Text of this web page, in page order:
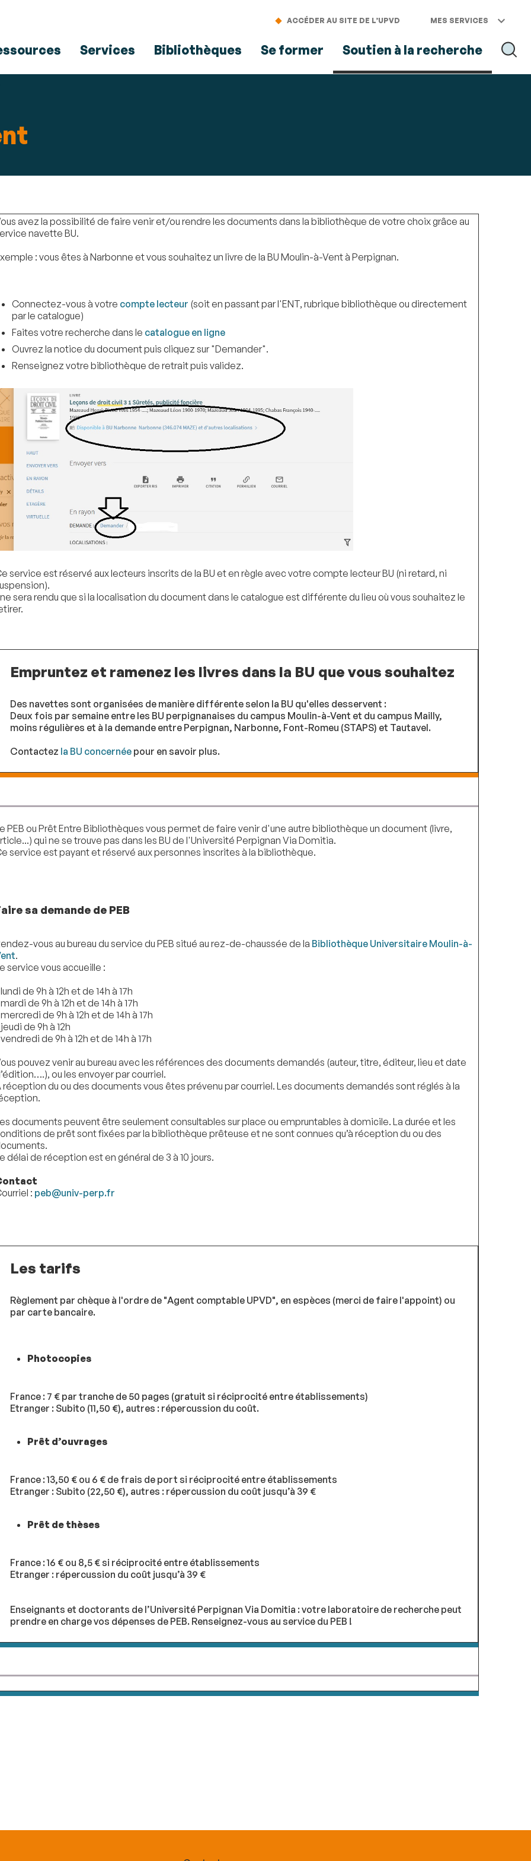
ACCÉDER AU SITE DE L’UPVD MES SERVICES
Services Bibliothèques Se former Soutien à la recherche
avez la possibilité de faire venir et/ou rendre les documents dans la bibliothèque de votre choix grâce au
navette BU.
: vous êtes à Narbonne et vous souhaitez un livre de la BU Moulin-à-Vent à Perpignan.
Connectez-vous à votre compte lecteur (soit en passant par l'ENT, rubrique bibliothèque ou directement
par le catalogue)
Faites votre recherche dans le catalogue en ligne
Ouvrez la notice du document puis cliquez sur "Demander".
Renseignez votre bibliothèque de retrait puis validez.
service est réservé aux lecteurs inscrits de la BU et en règle avec votre compte lecteur BU (ni retard, ni
ne sera rendu que si la localisation du document dans le catalogue est différente du lieu où vous souhaitez le
Empruntez et ramenez les livres dans la BU que vous souhaitez
Des navettes sont organisées de manière différente selon la BU qu'elles desservent :
Deux fois par semaine entre les BU perpignanaises du campus Moulin-à-Vent et du campus Mailly,
moins régulières et à la demande entre Perpignan, Narbonne, Font-Romeu (STAPS) et Tautavel.
Contactez la BU concernéepour en savoir plus.
PEB ou Prêt Entre Bibliothèques vous permet de faire venir d'une autre bibliothèque un document (livre,
qui ne se trouve pas dans les BU de l'Université Perpignan Via Domitia.
service est payant et réservé aux personnes inscrites à la bibliothèque.
sa demande de PEB
vous au bureau du service du PEB situé au rez-de-chaussée de la Bibliothèque Universitaire Moulin-à-
.
service vous accueille :
de 9h à 12h et de 14h à 17h
de 9h à 12h et de 14h à 17h
de 9h à 12h et de 14h à 17h
de 9h à 12h
de 9h à 12h et de 14h à 17h
pouvez venir au bureau avec les références des documents demandés (auteur, titre, éditeur, lieu et date
ou les envoyer par courriel.
réception du ou des documents vous êtes prévenu par courriel. Les documents demandés sont réglés à la
documents peuvent être seulement consultables sur place ou empruntables à domicile. La durée et les
de prêt sont fixées par la bibliothèque prêteuse et ne sont connues qu’à réception du ou des
délai de réception est en général de 3 à 10 jours.
: peb@univ-perp.fr
Les tarifs
Règlement par chèque à l'ordre de "Agent comptable UPVD", en espèces (merci de faire l'appoint) ou
par carte bancaire.
Photocopies
France : 7 € par tranche de 50 pages (gratuit si réciprocité entre établissements)
Etranger : Subito (11,50 €), autres : répercussion du coût.
Prêt d’ouvrages
France : 13,50 € ou 6 € de frais de port si réciprocité entre établissements
Etranger : Subito (22,50 €), autres : répercussion du coût jusqu’à 39 €
Prêt de thèses
France : 16 € ou 8,5 € si réciprocité entre établissements
Etranger : répercussion du coût jusqu’à 39 €
Enseignants et doctorants de l’Université Perpignan Via Domitia : votre laboratoire de recherche peut
prendre en charge vos dépenses de PEB. Renseignez-vous au service du PEB !